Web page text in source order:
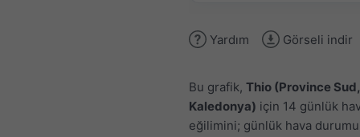
Yardım Görseli indir
Bu grafik, Thio (Province
Kaledonya) için 14 günlük
eğilimini; günlük hava durumu